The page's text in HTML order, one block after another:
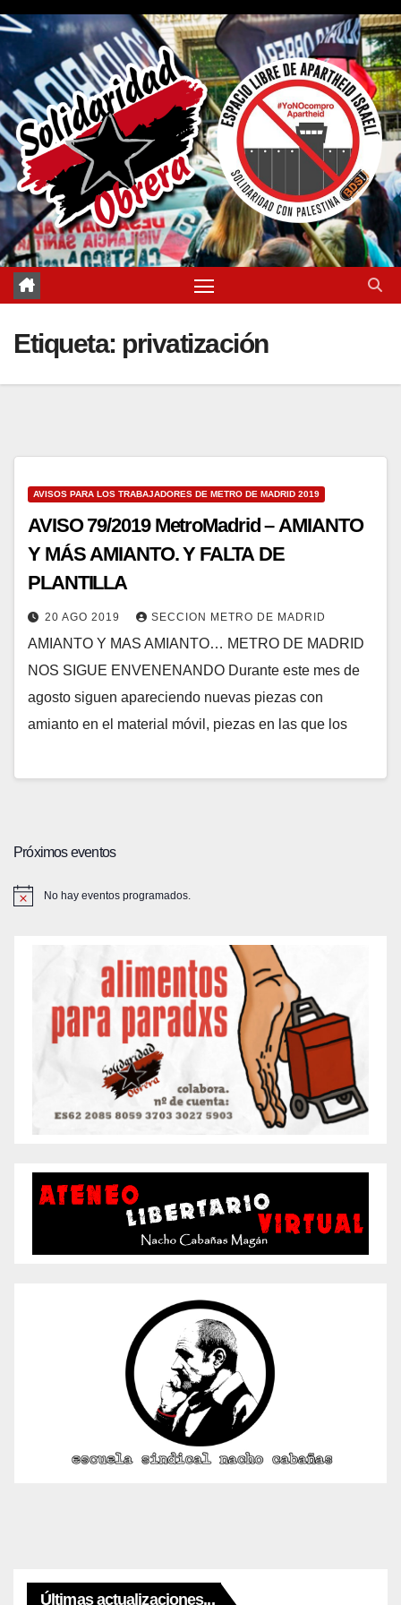
Saltar
contenido
Etiqueta: privatización
AVISOS PARA LOS TRABAJADORES DE METRO DE MADRID 2019
AVISO 79/2019 MetroMadrid – AMIANTO
Y MÁS AMIANTO. Y FALTA DE
PLANTILLA
20 AGO 2019 SECCION METRO DE MADRID
AMIANTO Y MAS AMIANTO… METRO DE MADRID
NOS SIGUE ENVENENANDO Durante este mes de
agosto siguen apareciendo nuevas piezas con
amianto en el material móvil, piezas en las que los
Próximos eventos
No hay eventos programados.
Últimas actualizaciones...